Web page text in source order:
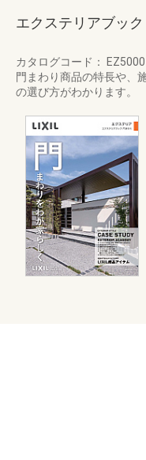
エクステリアブック
カタログコード： EZ5000
門まわり商品の特長や、
の選び方がわかります。